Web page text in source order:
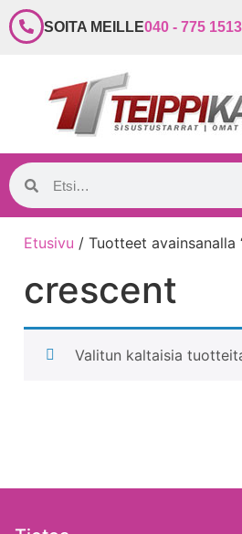
SOITA MEILLE040 - 775 1513
Etusivu / Tuotteet avainsanalla
crescent
Valitun kaltaisia